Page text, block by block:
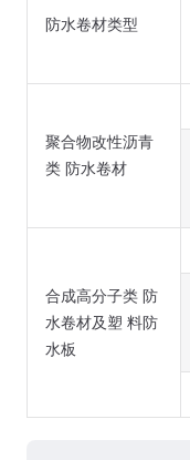
防水卷材类型
聚合物改性沥青
类 防水卷材
合成高分子类 防
水卷材及塑 料防
水板